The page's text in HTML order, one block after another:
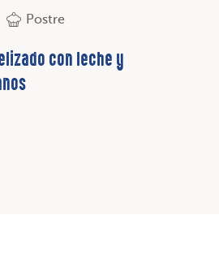
Postre
con leche y